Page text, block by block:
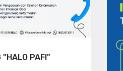
"HALO PAFI"